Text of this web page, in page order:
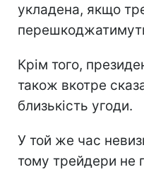
укладена, якщо
Крім того,
також вкотре
близькість угоди.
У той же час
тому трейдери не